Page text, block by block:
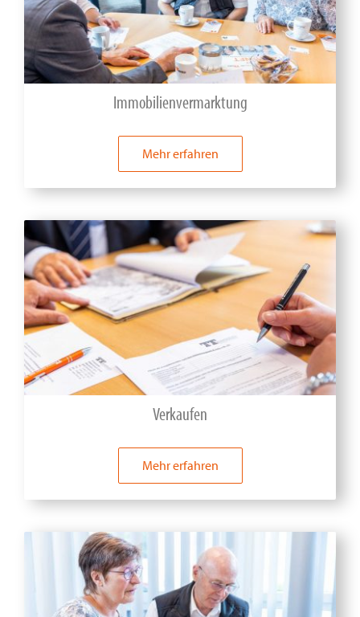
Immobilienvermarktung
Mehr erfahren
Verkaufen
Mehr erfahren